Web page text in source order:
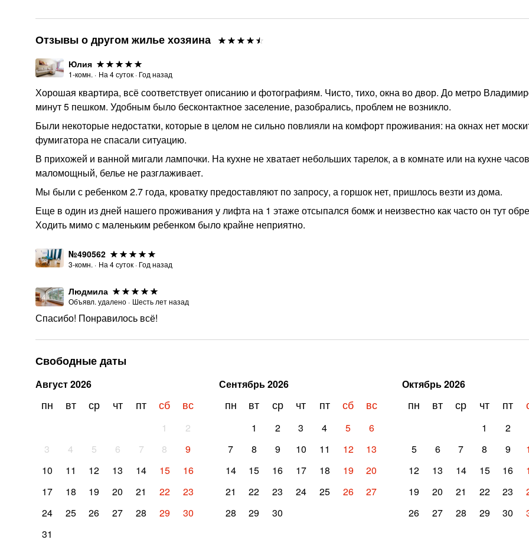
Свободные даты
Август2026
пн вт ср чт пт сб вс
1
2
3
4 5 6 7 8
9
10
11 12 13 14 15
16
17
18 19 20 21 22
23
24
25 26 27 28 29
30
31
Сентябрь2026
пн вт ср чт пт сб вс
1 2 3 4 5
6
7
8 9 10 11 12
13
14
15 16 17 18 19
20
21
22 23 24 25 26
27
28
29 30
Октябрь2026
пн вт ср чт пт
1 2
5
6 7 8 9
12
13 14 15 16
19
20 21 22 23
26
27 28 29 30
Отзывы о другом жилье хозяина
Юлия
1-комн. · На 4суток · Год назад
Хорошая квартира, всё соответствует описанию и фотографиям. Чисто, тихо, окна во двор. До метро
минут 5 пешком. Удобным было бесконтактное заселение, разобрались, проблем не возникло.
Были некоторые недостатки, которые в целом не сильно повлияли на комфорт проживания: на окнах нет
фумигатора не спасали ситуацию.
В прихожей и ванной мигали лампочки. На кухне не хватает небольших тарелок, а в комнате или на кухне
маломощный, белье не разглаживает.
Мы были с ребенком 2.7 года, кроватку предоставляют по запросу, а горшок нет, пришлось везти из дома.
Еще в один из дней нашего проживания у лифта на 1 этаже отсыпался бомж и неизвестно как часто он тут
Ходить мимо с маленьким ребенком было крайне неприятно.
№490562
3-комн. · На 4суток · Год назад
Людмила
Объявл. удалено · Шесть лет назад
Спасибо! Понравилось всё!